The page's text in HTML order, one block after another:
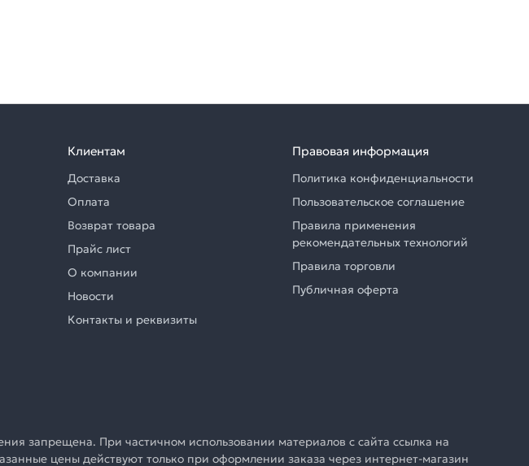
Клиентам
Доставка
Оплата
Возврат товара
Прайс лист
О компании
Новости
Контакты и реквизиты
Правовая информация
Политика конфиденциальности
Пользовательское соглашение
Правила применения
рекомендательных технологий
Правила торговли
Публичная оферта
запрещена. При частичном использовании материалов с сайта ссылка на
цены действуют только при оформлении заказа через интернет-магазин